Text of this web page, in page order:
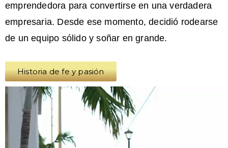
emprendedora para convertirse en una verdadera
empresaria. Desde ese momento, decidió rodearse
de un equipo sólido y soñar en grande.
Historia de fe y pasión